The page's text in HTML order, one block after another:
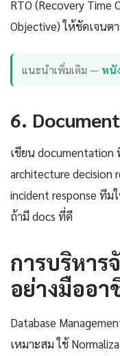
RTO (Recovery Time
Objective) ให้ชัดเจนต
แนะนำเพิ่มเติม — หนั
6.
เขียน documentation
architecture decision
incident response ทีม
ถ้ามี docs ที่ดี
การบริหาร
อย่างมืออา
Database
เหมาะสม ใช้